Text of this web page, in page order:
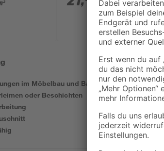
€/ m²
im Möbelbau und Bastelarbeiten
oder Beschichten